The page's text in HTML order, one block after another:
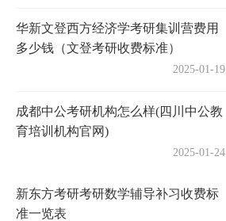
华新文登西方经济学考研集训营费用
多少钱（文登考研收费标准）
2025-01-19
成都中公考研机构怎么样(四川中公教
育培训机构官网)
2025-01-24
新东方考研考研数学辅导补习收费标
准一览表